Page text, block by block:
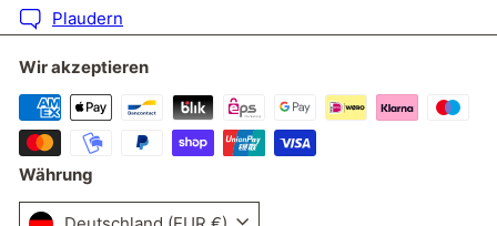
Plaudern
Wir akzeptieren
Währung